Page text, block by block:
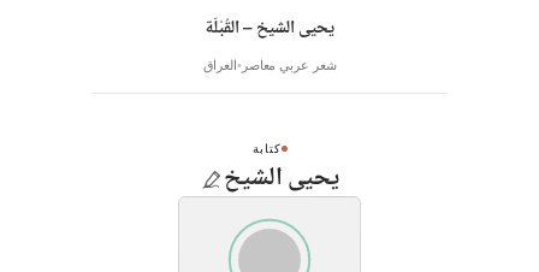
يحيى الشيخ – القُبْلَة
شعر عربي معاصر العراق
كتابة
يحيى الشيخ